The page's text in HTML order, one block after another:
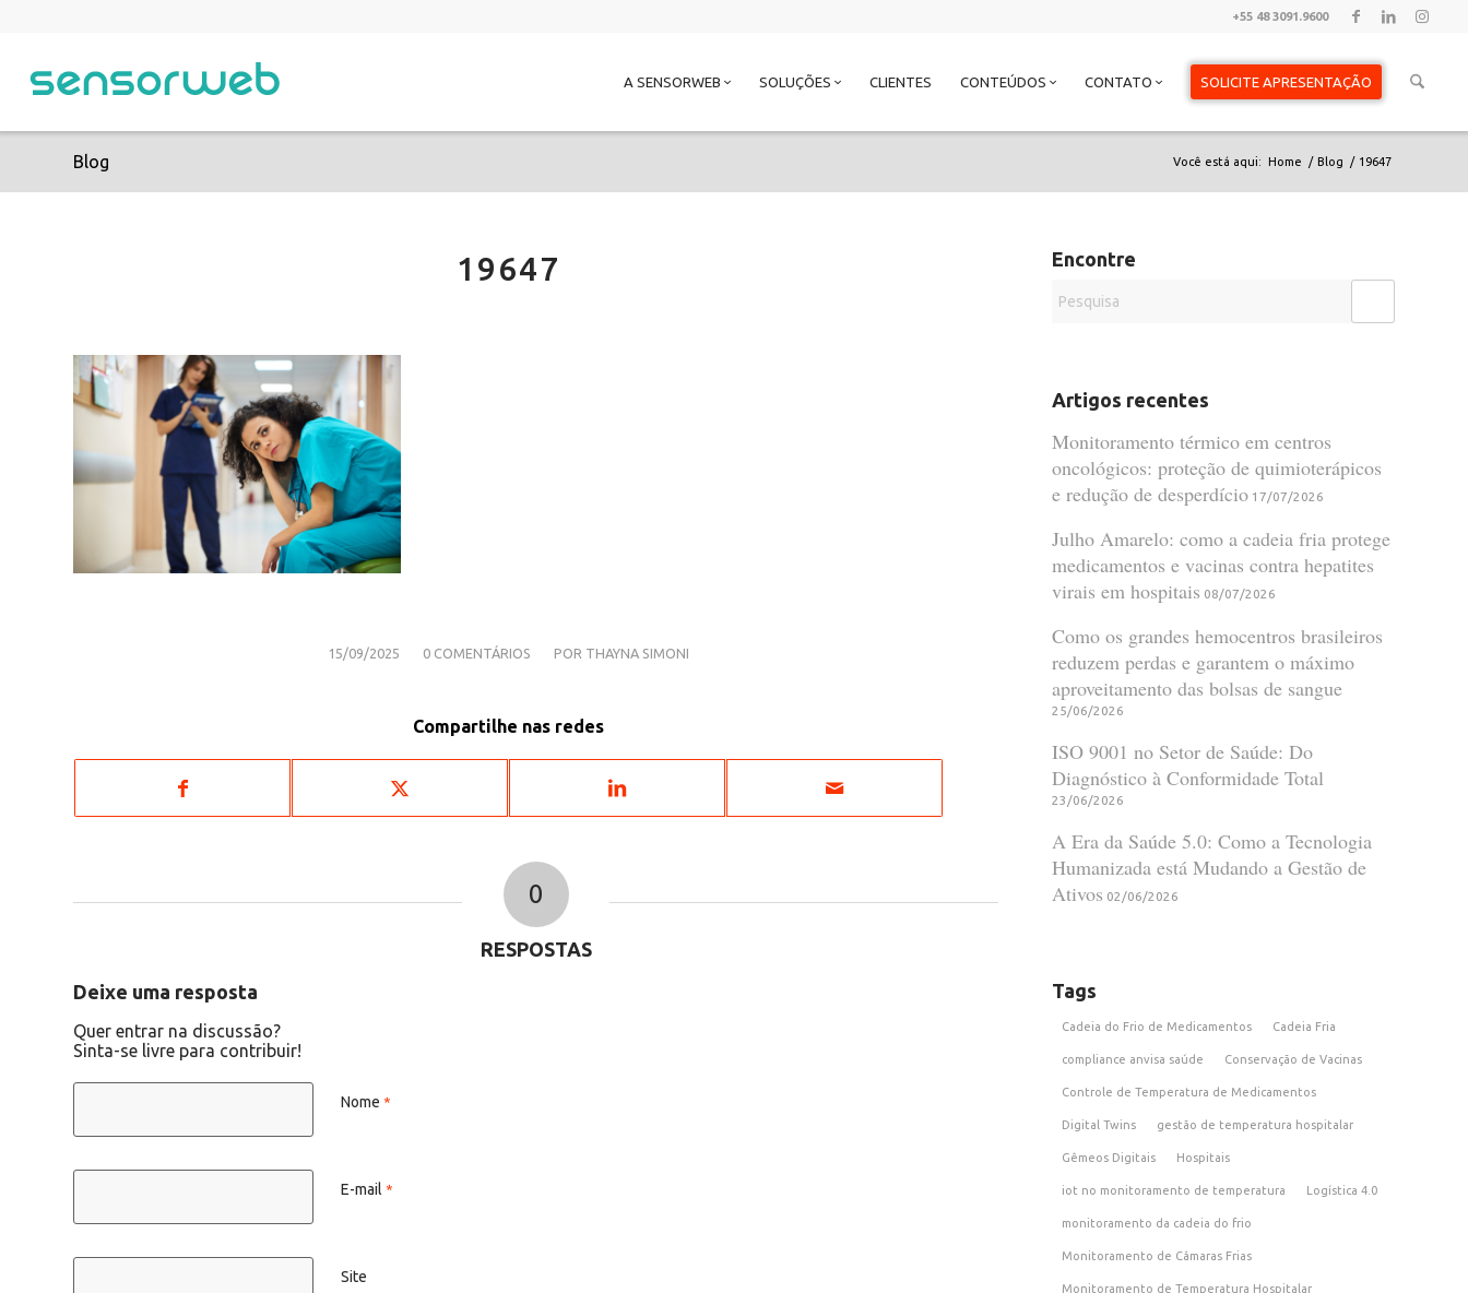
+55 48 3091.9600
A SENSORWEB SOLUÇÕES CLIENTES CONTEÚDOS CONTATO SOLICITE APRESENTAÇÃO
Blog Você está aqui: Home / Blog / 19647
19647
15/09/2025
/ 0 COMENTÁRIOS
/ POR THAYNA SIMONI
Compartilhe nas redes
0
RESPOSTAS
Deixe uma resposta
Quer entrar na discussão?
Sinta-se livre para contribuir!
Nome *
E-mail *
Site
Encontre
Artigos recentes
Monitoramento térmico em centros
oncológicos: proteção de quimioterápicos
e redução de desperdício 17/07/2026
Julho Amarelo: como a cadeia fria protege
medicamentos e vacinas contra hepatites
virais em hospitais 08/07/2026
Como os grandes hemocentros brasileiros
reduzem perdas e garantem o máximo
aproveitamento das bolsas de sangue
25/06/2026
ISO 9001 no Setor de Saúde: Do
Diagnóstico à Conformidade Total
23/06/2026
A Era da Saúde 5.0: Como a Tecnologia
Humanizada está Mudando a Gestão de
Ativos 02/06/2026
Tags
Cadeia do Frio de Medicamentos Cadeia Fria
compliance anvisa saúde Conservação de Vacinas
Controle de Temperatura de Medicamentos
Digital Twins gestão de temperatura hospitalar
Gêmeos Digitais Hospitais
iot no monitoramento de temperatura Logística 4.0
monitoramento da cadeia do frio
Monitoramento de Câmaras Frias
Monitoramento de Temperatura Hospitalar